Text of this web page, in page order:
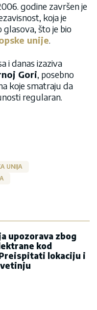
godine završen je
koja je
što je bio
unije.
i danas izaziva
Gori, posebno
koje smatraju da
regularan.
UNIJA
upozorava zbog
kod
lokaciju i